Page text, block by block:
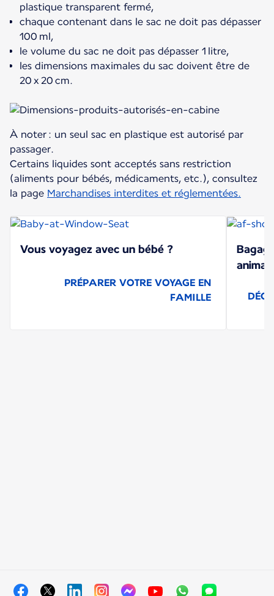
plastique transparent fermé,
chaque contenant dans le sac ne doit pas dépasser
100 ml,
le volume du sac ne doit pas dépasser 1 litre,
les dimensions maximales du sac doivent être de
20 x 20 cm.
À noter : un seul sac en plastique est autorisé par
passager.
Certains liquides sont acceptés sans restriction
(aliments pour bébés, médicaments, etc.), consultez
la page Marchandises interdites et réglementées.
Vous voyagez avec un bébé ?
PRÉPARER VOTRE VOYAGE EN
FAMILLE